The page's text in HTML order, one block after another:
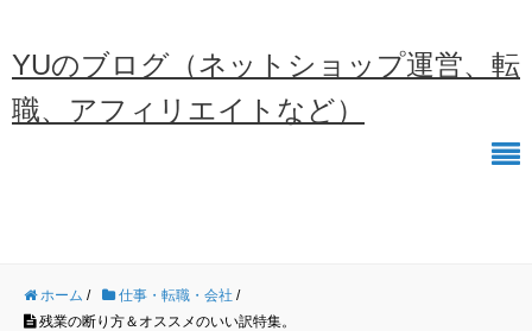
YUのブログ（ネットショップ運営、転
職、アフィリエイトなど）
ホーム / 仕事・転職・会社 /
残業の断り方＆オススメのいい訳特集。